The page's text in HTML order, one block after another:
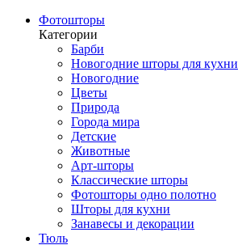
Фотошторы
Категории
Барби
Новогодние шторы для кухни
Новогодние
Цветы
Природа
Города мира
Детские
Животные
Арт-шторы
Классические шторы
Фотошторы одно полотно
Шторы для кухни
Занавесы и декорации
Тюль